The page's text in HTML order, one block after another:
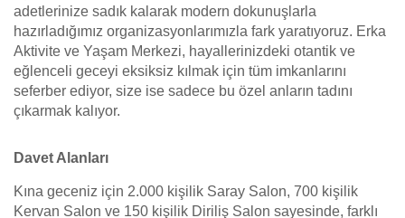
adetlerinize sadık kalarak modern dokunuşlarla
hazırladığımız organizasyonlarımızla fark yaratıyoruz. Erka
Aktivite ve Yaşam Merkezi, hayallerinizdeki otantik ve
eğlenceli geceyi eksiksiz kılmak için tüm imkanlarını
seferber ediyor, size ise sadece bu özel anların tadını
çıkarmak kalıyor.
Davet Alanları
Kına geceniz için 2.000 kişilik Saray Salon, 700 kişilik
Kervan Salon ve 150 kişilik Diriliş Salon sayesinde, farklı